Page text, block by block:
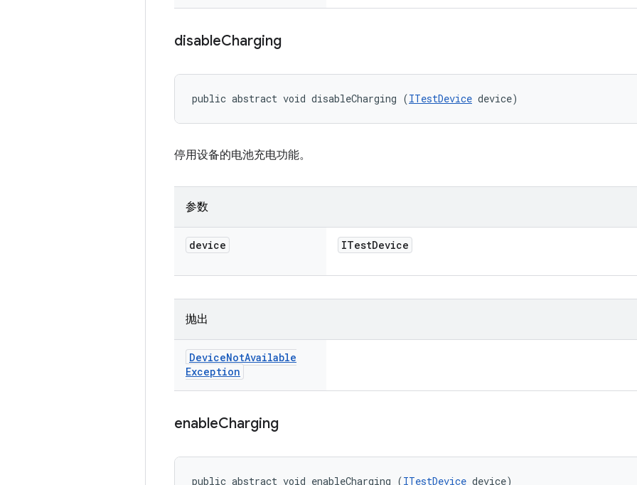
disableCharging
public abstract void disableCharging (ITestDevice device)
停用设备的电池充电功能。
参数
device ITestDevice
抛出
DeviceNotAvailable
Exception
enableCharging
public abstract void enableCharging (ITestDevice device)